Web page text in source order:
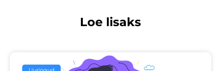
Loe lisaks